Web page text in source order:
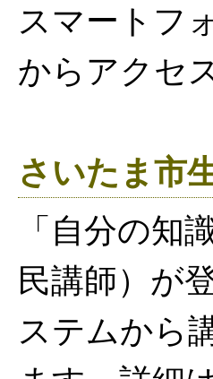
スマートフ
からアクセ
さいたま市
「自分の知
民講師）が
ステムから